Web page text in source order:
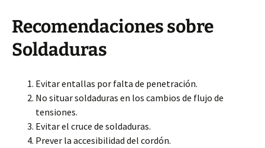
Recomendaciones sobre
Soldaduras
Evitar entallas por falta de penetración.
No situar soldaduras en los cambios de flujo de
tensiones.
Evitar el cruce de soldaduras.
Prever la accesibilidad del cordón.